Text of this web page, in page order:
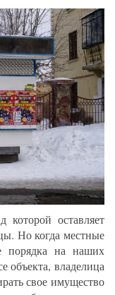
оставляет
Но когда местные
порядка на наших
объекта, владелица
свое имущество